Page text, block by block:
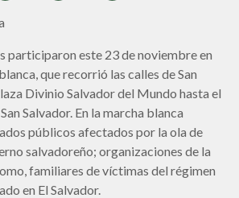
participaron este 23 de noviembre en
que recorrió las calles de San
Divinio Salvador del Mundo hasta el
Salvador. En la marcha blanca
públicos afectados por la ola de
salvadoreño; organizaciones de la
familiares de víctimas del régimen
en El Salvador.